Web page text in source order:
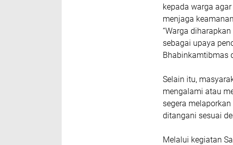
kepada warga
menjaga
“Warga
sebagai upaya
Bhabinkamtibmas
Selain itu,
mengalami atau
segera
ditangani sesuai
Melalui kegiatan